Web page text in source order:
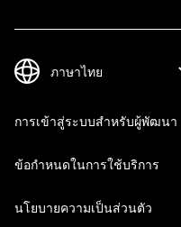
การเข้าสู่ระบบสำหรับผู้พัฒนา
ข้อกำหนดในการใช้บริการ
นโยบายความเป็นส่วนตัว